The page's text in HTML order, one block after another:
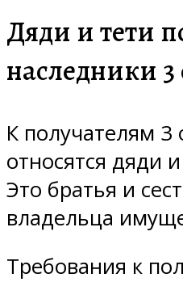
Дяди и тети
наследники 3
К получателям 3
относятся дяди
Это братья и
владельца
Требования к